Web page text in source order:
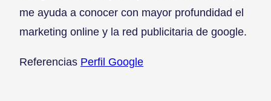
me ayuda a conocer con mayor profundidad el
marketing online y la red publicitaria de google.
Referencias Perfil Google